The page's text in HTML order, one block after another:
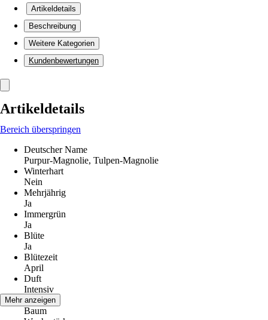
Artikeldetails
Beschreibung
Weitere Kategorien
Kundenbewertungen
Artikeldetails
Bereich überspringen
Deutscher Name
Purpur-Magnolie, Tulpen-Magnolie
Winterhart
Nein
Mehrjährig
Ja
Immergrün
Ja
Blüte
Ja
Blütezeit
April
Duft
Intensiv
Wuchs
Baum
Mehr anzeigen